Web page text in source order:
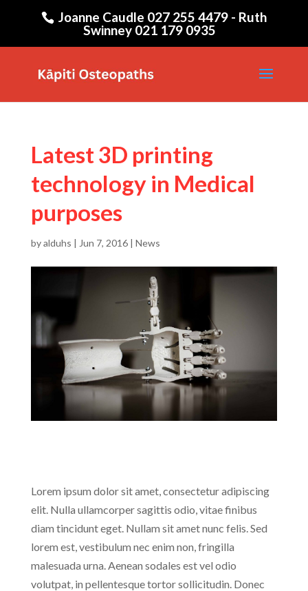
Joanne Caudle 027 255 4479 - Ruth
Swinney 021 179 0935
Latest 3D printing
technology in Medical
purposes
byalduhs | Jun 7, 2016| News
Lorem ipsum dolor sit amet, consectetur adipiscing
elit. Nulla ullamcorper sagittis odio, vitae finibus
diam tincidunt eget. Nullam sit amet nunc felis. Sed
lorem est, vestibulum nec enim non, fringilla
malesuada urna. Aenean sodales est vel odio
volutpat, in pellentesque tortor sollicitudin. Donec